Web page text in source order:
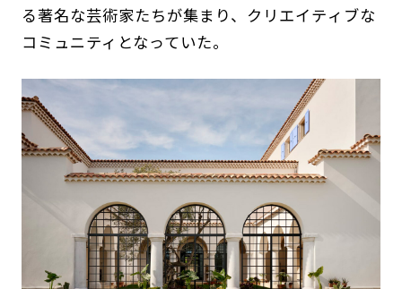
る著名な芸術家たちが集まり、クリエイティブな
コミュニティとなっていた。